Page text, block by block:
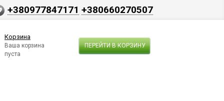
+380977847171 +380660270507
Корзина
Ваша корзина
пуста
ПЕРЕЙТИ В КОРЗИНУ